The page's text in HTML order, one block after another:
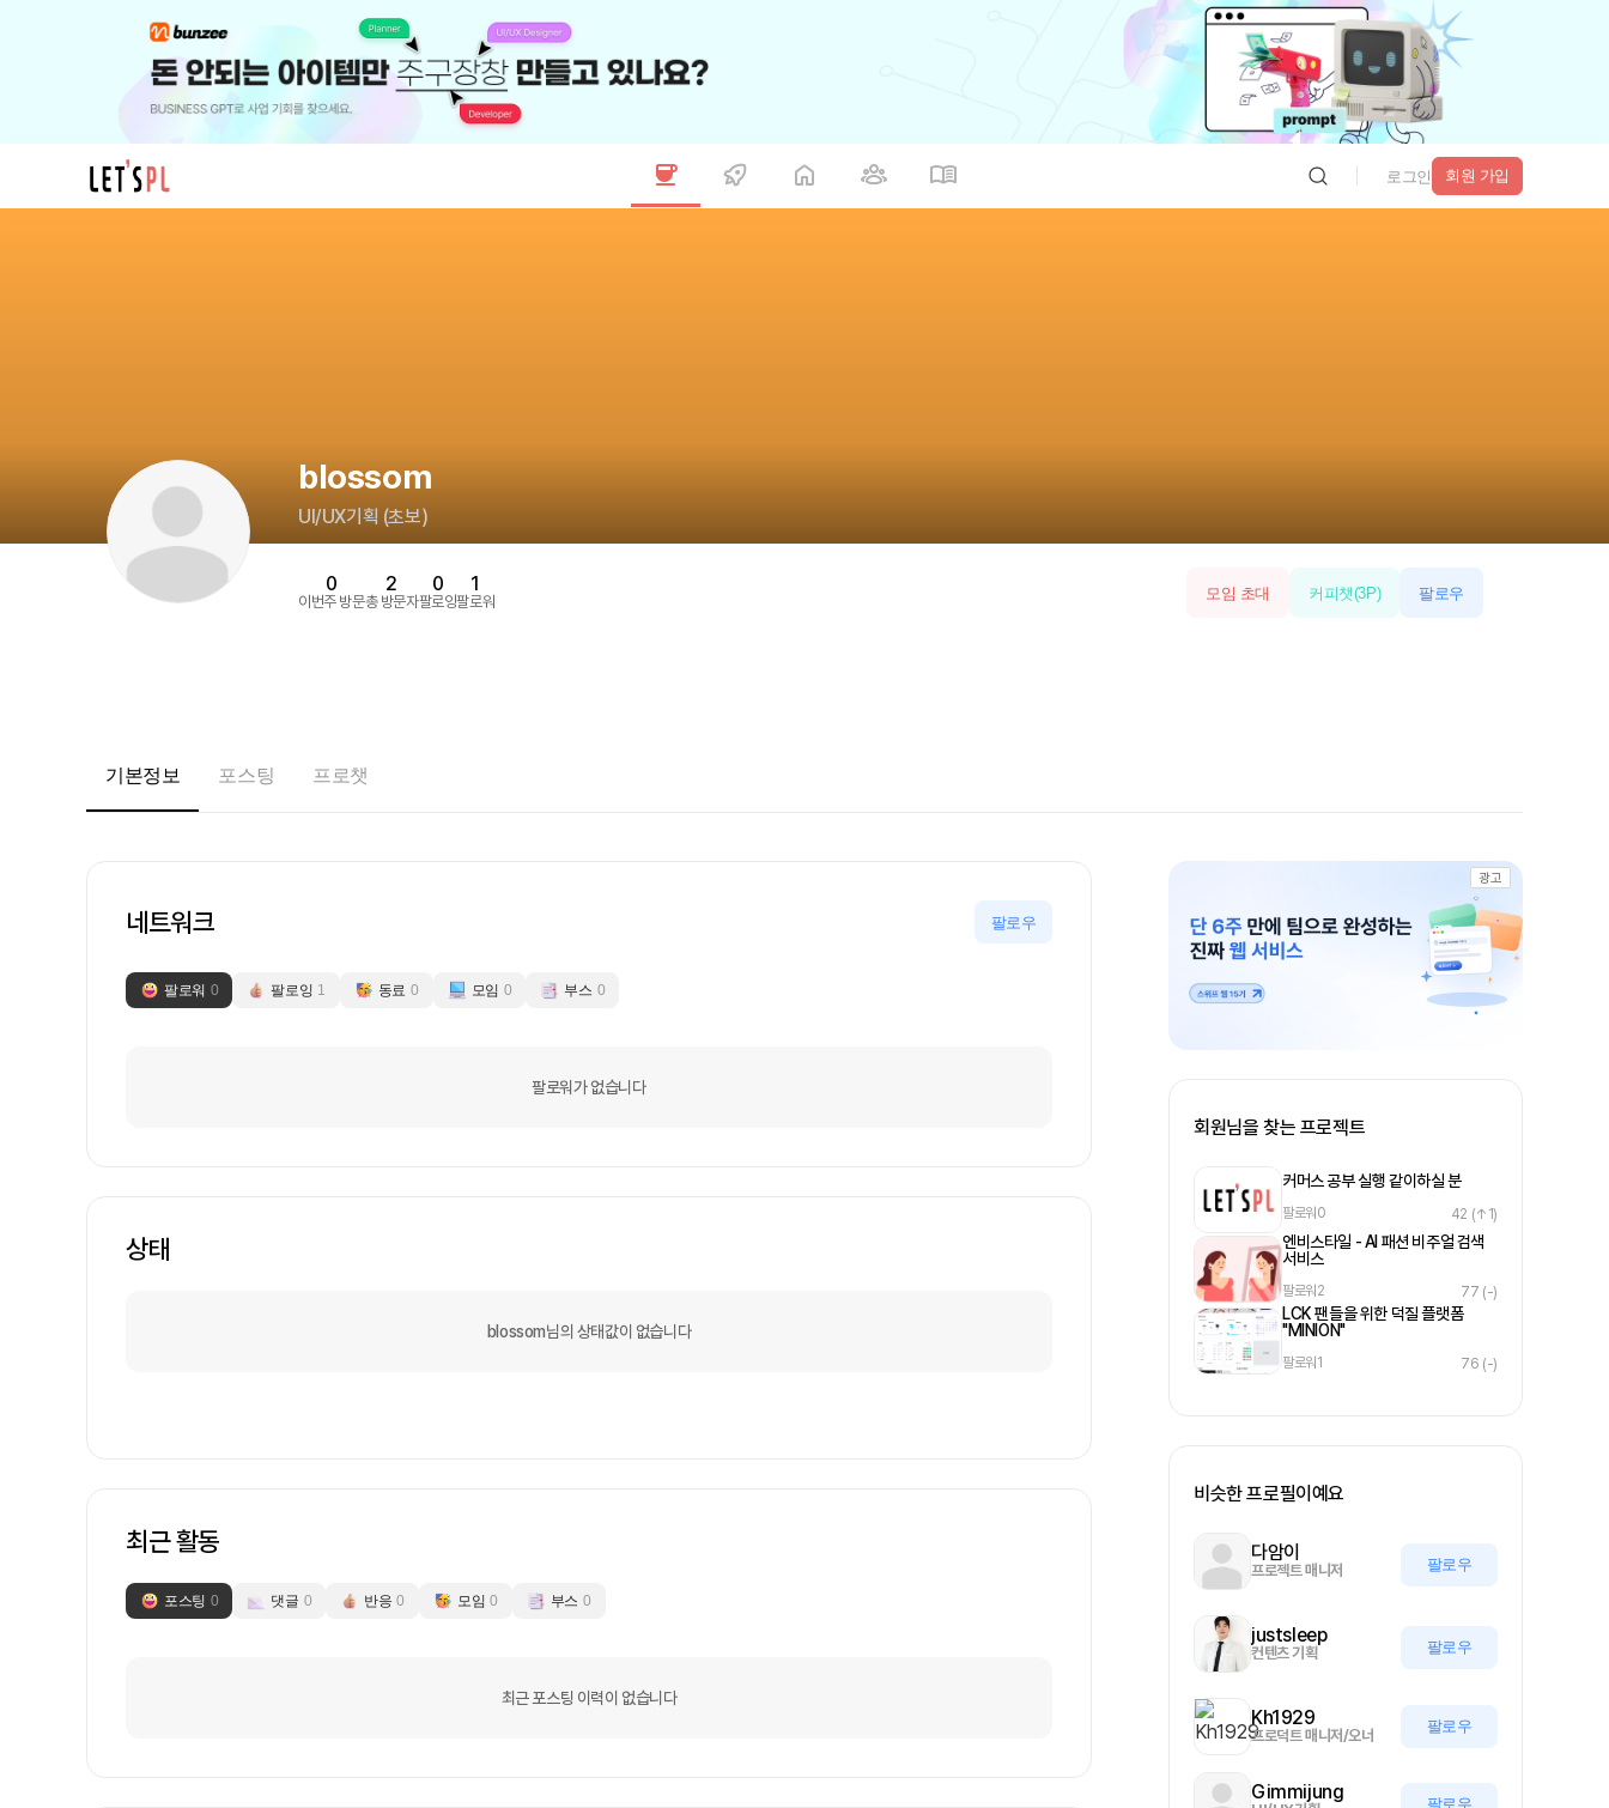
로그인 회원 가입
blossom
UI/UX기획 (초보)
이번주 방문
0
총 방문자
2
팔로잉
0
팔로워
1 모임 초대 커피챗(3P) 팔로우
기본정보 포스팅 프로챗
네트워크 팔로우
팔로워 0 팔로잉 1 동료 0 모임 0 부스 0
팔로워가 없습니다
상태
blossom님의 상태값이 없습니다
최근 활동
포스팅 0 댓글 0 반응 0 모임 0 부스 0
최근 포스팅 이력이 없습니다
광고
회원님을 찾는 프로젝트
커머스 공부 실행 같이하실 분
팔로워0 42 (↑1)
엔비스타일 - AI 패션 비주얼 검색
서비스
팔로워2 77 (-)
LCK 팬들을 위한 덕질 플랫폼
"MINION"
팔로워1 76 (-)
비슷한 프로필이예요
다암이
프로젝트 매니저 팔로우
justsleep
컨텐츠 기획 팔로우
Kh1929
프로덕트 매니저/오너
팔로우
Gimmijung
팔로우